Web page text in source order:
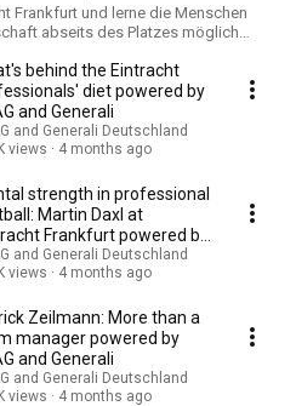
Frankfurt und lerne die Menschen
abseits des Platzes möglich
Ernährung, Teammanagement und
über Anna Lena van der
bis zu Patrick Zeilmann und Franco
Manager den Trainings- und
du, was im Profifußball wirklich
und Generali und bieten
in den modernen Profifußball.
und alle, die erfahren wollen, wie
behind the Eintracht
diet powered by
and Generali
and Generali Deutschland
views
4 months ago
strength in professional
Martin Daxl at
Frankfurt powered by
and ...
and Generali Deutschland
views
4 months ago
Zeilmann: More than a
manager powered by
and Generali
and Generali Deutschland
views
4 months ago